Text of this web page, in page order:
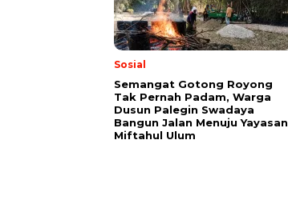
Sosial
Semangat Gotong Royong
Tak Pernah Padam, Warga
Dusun Palegin Swadaya
Bangun Jalan Menuju Yayasan
Miftahul Ulum